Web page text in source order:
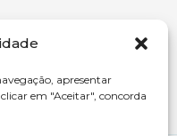
apresentar
em "Aceitar", concorda